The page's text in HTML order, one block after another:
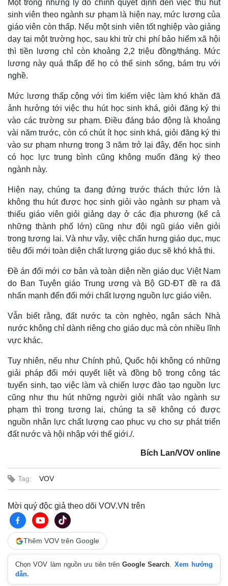
Tin nóng
Tư vấn luật
Vũ khí
Việt Nam
Một trong những lý do chính quyết định đến việc thu hút
sinh viên theo ngành sư phạm là hiện nay, mức lương của
giáo viên còn thấp. Nếu một sinh viên tốt nghiệp vào giảng
dạy tại một trường học, sau khi trừ chi phí bảo hiểm xã hội
thì tiền lương chỉ còn khoảng 2,2 triệu đồng/tháng. Mức
lương này quá thấp để họ có thể sinh sống, bám trụ với
nghề.
Mức lương thấp cộng với tìm kiếm việc làm khó khăn đã
ảnh hưởng tới việc thu hút học sinh khá, giỏi đăng ký thi
vào các trường sư phạm. Điều đáng báo động là khoảng
vài năm trước, còn có chút ít học sinh khá, giỏi đăng ký thi
vào sư phạm nhưng trong 3 năm trở lại đây, đến học sinh
có học lực trung bình cũng không muốn đăng ký theo
ngành này.
Hiện nay, chúng ta đang đứng trước thách thức lớn là
không thu hút được học sinh giỏi vào ngành sư phạm và
thiếu giáo viên giỏi giảng dạy ở các địa phương (kể cả
những thành phố lớn) cũng như đội ngũ giáo viên giỏi
trong tương lai. Và như vậy, việc chấn hưng giáo dục, mục
tiêu đổi mới toàn diện chất lượng giáo dục sẽ khó khả thi.
Đề án đổi mới cơ bản và toàn diện nền giáo dục Việt Nam
do Ban Tuyên giáo Trung ương và Bộ GD-ĐT đề ra đã
nhấn mạnh đến đổi mới chất lượng nguồn lực giáo viên.
Vẫn biết rằng, đất nước ta còn nghèo, ngân sách Nhà
nước không chỉ dành riêng cho giáo dục mà còn nhiều lĩnh
vực khác.
Tuy nhiên, nếu như Chính phủ, Quốc hội không có những
giải pháp đổi mới quyết liệt và đồng bộ trong công tác
tuyển sinh, tạo việc làm và chiến lược đào tạo nguồn lực
cũng như thu hút những người giỏi nhất vào ngành sư
phạm thì trong tương lai, chúng ta sẽ không có được
nguồn nhân lực chất lượng cao phục vụ cho sự phát triển
đất nước và hội nhập với thế giới./.
Bích Lan/VOV online
Tag: VOV
Mời quý độc giả theo dõi VOV.VN trên
Thêm VOV trên Google
Chọn VOV làm nguồn ưu tiên trênGoogle Search. Xem hướng
dẫn.